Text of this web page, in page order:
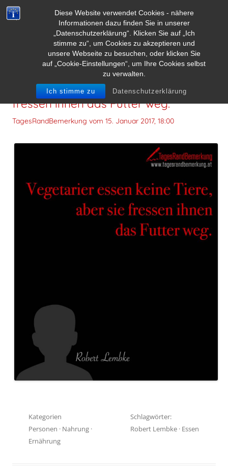
Diese Website verwendet Cookies - nähere
Informationen dazu finden Sie in unserer
„Datenschutzerklärung“. Klicken Sie auf „Ich
stimme zu“, um Cookies zu akzeptieren und
unsere Webseite zu besuchen, oder klicken Sie
auf „Cookie-Einstellungen“, um Ihre Cookies selbst
zu verwalten.
Ich stimme zu Datenschutzerklärung
Vegetarier essen keine Tiere, aber sie
fressen ihnen das Futter weg.
TagesRandBemerkung vom 15. Januar 2017, 18:00
Kategorien
Personen · Nahrung ·
Ernährung
Schlagwörter:
Robert Lembke · Essen